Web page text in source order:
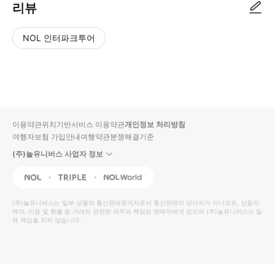
리뷰
NOL 인터파크투어
입니
다.
높
은
순
동
영
상
순
상
이용약관위치기반서비스 이용약관개인정보 처리방침
여행자보험 가입안내여행약관분쟁해결기준
(주)놀유니버스 사업자 정보
NOL Triple Interpark Global
(주)놀유니버스는 일부 상품의 통신판매중개자로서 통신판매의 당사자가 아니므로, 상품의
예약, 이용 및 환불 등 거래와 관련된 의무와 책임은 판매자에게 있으며 (주)놀유니버스는 일
체 책임을 지지 않습니다.